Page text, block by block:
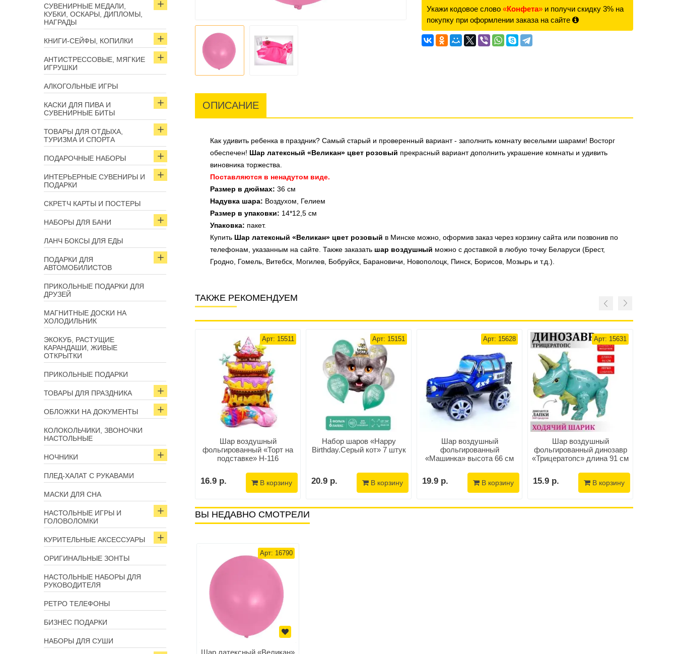
СУВЕНИРНЫЕ МЕДАЛИ,
КУБКИ, ОСКАРЫ, ДИПЛОМЫ,
НАГРАДЫ
КНИГИ-СЕЙФЫ, КОПИЛКИ
АНТИСТРЕССОВЫЕ, МЯГКИЕ
ИГРУШКИ
АЛКОГОЛЬНЫЕ ИГРЫ
КАСКИ ДЛЯ ПИВА И
СУВЕНИРНЫЕ БИТЫ
ТОВАРЫ ДЛЯ ОТДЫХА,
ТУРИЗМА И СПОРТА
ПОДАРОЧНЫЕ НАБОРЫ
ИНТЕРЬЕРНЫЕ СУВЕНИРЫ И
ПОДАРКИ
СКРЕТЧ КАРТЫ И ПОСТЕРЫ
НАБОРЫ ДЛЯ БАНИ
ЛАНЧ БОКСЫ ДЛЯ ЕДЫ
ПОДАРКИ ДЛЯ
АВТОМОБИЛИСТОВ
ПРИКОЛЬНЫЕ ПОДАРКИ ДЛЯ
ДРУЗЕЙ
МАГНИТНЫЕ ДОСКИ НА
ХОЛОДИЛЬНИК
ЭКОКУБ, РАСТУЩИЕ
КАРАНДАШИ, ЖИВЫЕ
ОТКРЫТКИ
ПРИКОЛЬНЫЕ ПОДАРКИ
ТОВАРЫ ДЛЯ ПРАЗДНИКА
ОБЛОЖКИ НА ДОКУМЕНТЫ
КОЛОКОЛЬЧИКИ, ЗВОНОЧКИ
НАСТОЛЬНЫЕ
НОЧНИКИ
ПЛЕД-ХАЛАТ С РУКАВАМИ
МАСКИ ДЛЯ СНА
НАСТОЛЬНЫЕ ИГРЫ И
ГОЛОВОЛОМКИ
КУРИТЕЛЬНЫЕ АКСЕССУАРЫ
ОРИГИНАЛЬНЫЕ ЗОНТЫ
НАСТОЛЬНЫЕ НАБОРЫ ДЛЯ
РУКОВОДИТЕЛЯ
РЕТРО ТЕЛЕФОНЫ
БИЗНЕС ПОДАРКИ
НАБОРЫ ДЛЯ СУШИ
Укажи кодовое слово «Конфета» и получи скидку 3% на
покупку при оформлении заказа на сайте
ОПИСАНИЕ
Как удивить ребенка в праздник? Самый старый и проверенный вариант - заполнить комнату веселыми шарами! Восторг
обеспечен! Шар латексный «Великан» цвет розовый прекрасный вариант дополнить украшение комнаты и удивить
виновника торжества.
Поставляются в ненадутом виде.
Размер в дюймах: 36 см
Надувка шара: Воздухом, Гелием
Размер в упаковки: 14*12,5 см
Упаковка: пакет.
Купить Шар латексный «Великан» цвет розовый в Минске можно, оформив заказ через корзину сайта или позвонив по
телефонам, указанным на сайте. Также заказать шар воздушный можно с доставкой в любую точку Беларуси (Брест,
Гродно, Гомель, Витебск, Могилев, Бобруйск, Барановичи, Новополоцк, Пинск, Борисов, Мозырь и т.д.).
ТАКЖЕ РЕКОМЕНДУЕМ
Арт: 15632
воздушный
длина 86*63см
В корзину
фольгированный
«Машинка» высота 66 см
19.9 р. В корзину
Арт: 15511
Шар воздушный
фольгированный «Торт на
подставке» H-116
16.9 р. В корзину
Арт: 15151
Набор шаров «Happy
Birthday.Серый кот» 7 штук
20.9 р. В корзину
Арт: 15628
Шар воздушный
фольгированный
«Машинка» высота 66 см
19.9 р. В корзину
Арт: 15631
Шар воздушный
фольгированный динозавр
«Трицератопс» длина 91 см
15.9 р. В корзину
ВЫ НЕДАВНО СМОТРЕЛИ
Арт: 16790
Шар латексный «Великан»